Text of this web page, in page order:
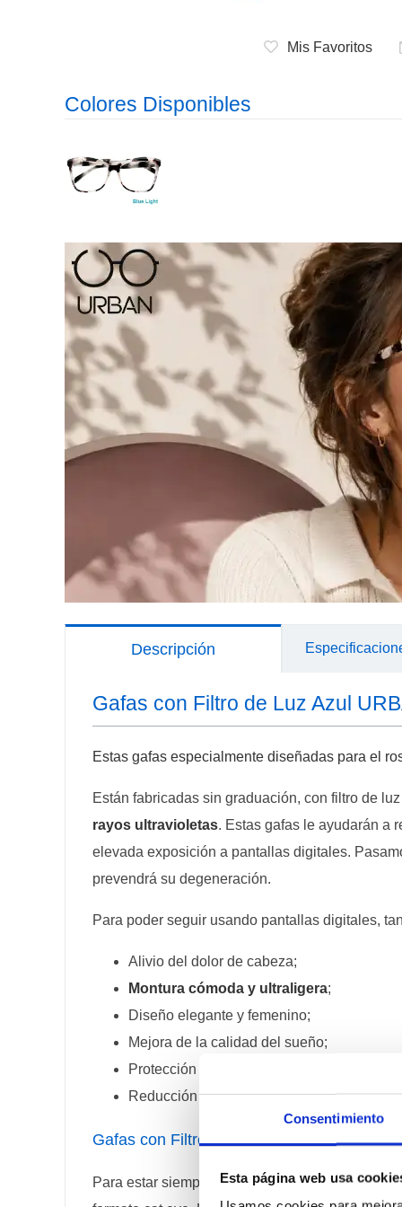
Consentimiento
Esta página web usa
Mis Favoritos
Colores Disponibles
Descripción
Gafas con Filtro de Luz Azul
Estas gafas especialmente diseñadas para el
Están fabricadas sin graduación, con filtro de
rayos ultravioletas. Estas gafas le ayudarán a
elevada exposición a pantallas digitales.
prevendrá su degeneración.
Para poder seguir usando pantallas digitales,
Alivio del dolor de cabeza;
Montura cómoda y ultraligera;
Diseño elegante y femenino;
Mejora de la calidad del sueño;
Protección ocular de la luz azul;
Reducción de la fatiga ocular.
Gafas con Filtro de Luz Azul URBAN
Para estar siempre protegida de los efectos